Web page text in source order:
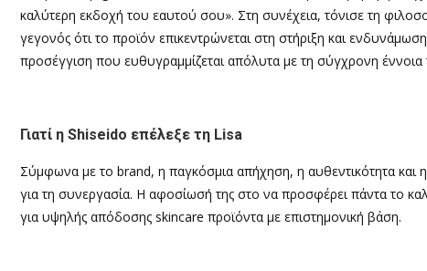
καλύτερη εκδοχή του εαυτού σου». Στη συνέχεια, τόνισε τη
γεγονός ότι το προϊόν επικεντρώνεται στη στήριξη και
προσέγγιση που ευθυγραμμίζεται απόλυτα με τη σύγχρονη έννοια
Γιατί η Shiseido επέλεξε τη Lisa
Σύμφωνα με το brand, η παγκόσμια απήχηση, η αυθεντικότητα και
για τη συνεργασία. Η αφοσίωσή της στο να προσφέρει πάντα το
για υψηλής απόδοσης skincare προϊόντα με επιστημονική βάση.